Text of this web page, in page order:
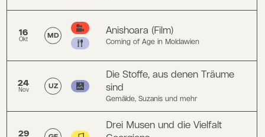
16
Okt
MD
Anishoara (Film)
Coming of Age in Moldawien
24
Nov
UZ
Die Stoffe, aus denen Träume
sind
Gemälde, Suzanis und mehr
29
Drei Musen und die Vielfalt